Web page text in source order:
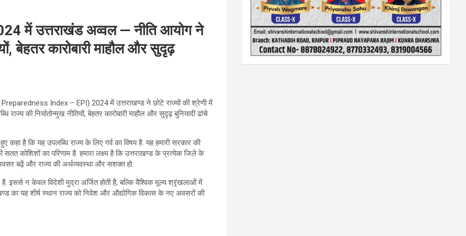
में उत्तराखंड अव्वल — नीति आयोग ने
बेहतर कारोबारी माहौल और सुदृढ़
Preparedness Index – EPI) 2024 में उत्तराखण्ड ने छोटे राज्यों की श्रेणी में
की निर्यातोन्मुख नीतियों, बेहतर कारोबारी माहौल और सुदृढ़ बुनियादी ढांचे
कहा है कि यह उपलब्धि राज्य के लिए गर्व का विषय है. यह हमारी सरकार की
सतत कोशिशों का परिणाम है. हमारा लक्ष्य है कि उत्तराखण्ड के प्रत्येक जिले के
बढ़ें और राज्य की अर्थव्यवस्था और सशक्त हो.
इससे न केवल विदेशी मुद्रा अर्जित होती है, बल्कि वैश्विक मूल्य श्रृंखलाओं में
का यह शीर्ष स्थान राज्य को निवेश और औद्योगिक विकास के नए अवसरों की